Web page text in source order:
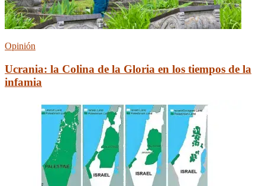
Opinión
Ucrania: la Сolina de la Gloria en los tiempos de la
infamia